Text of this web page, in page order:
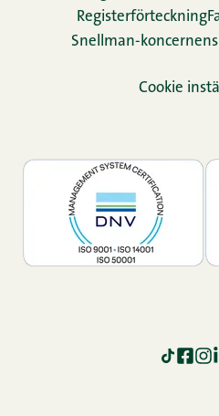
Re­gis­ter­för­teck­ning
Snellman-
Cookie
TikTok